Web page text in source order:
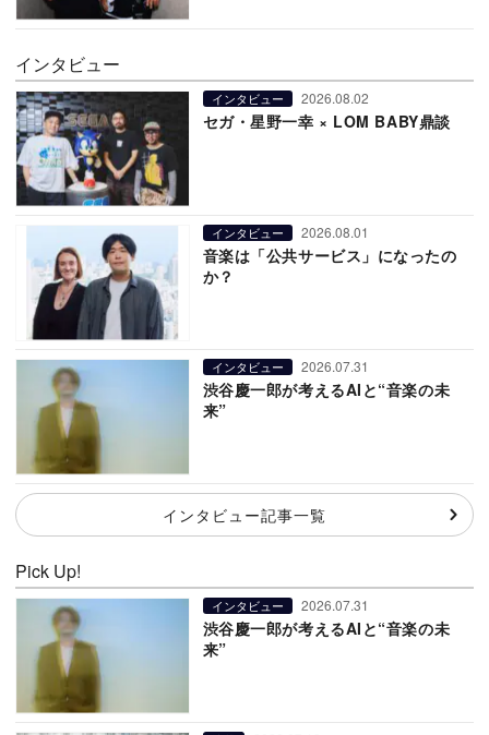
インタビュー
インタビュー 2026.08.02
セガ・星野一幸 × LOM BABY鼎談
インタビュー 2026.08.01
音楽は「公共サービス」になったの
か？
インタビュー 2026.07.31
渋谷慶一郎が考えるAIと“音楽の未
来”
インタビュー記事一覧
Pick Up!
インタビュー 2026.07.31
渋谷慶一郎が考えるAIと“音楽の未
来”